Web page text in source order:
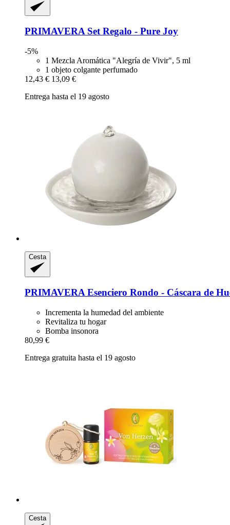
PRIMAVERA Set Regalo -​ Pure Joy
-5%
1 Mezcla Aromática "Alegría de Vivir", 5 ml
1 objeto colgante perfumado
12,43 € 13,09 €
Entrega hasta el 19 agosto
Cesta
PRIMAVERA Esenciero Rondo -​ Cáscara de
Incrementa la humedad del ambiente
Revitaliza tu hogar
Bomba insonora
80,99 €
Entrega gratuita hasta el 19 agosto
Cesta